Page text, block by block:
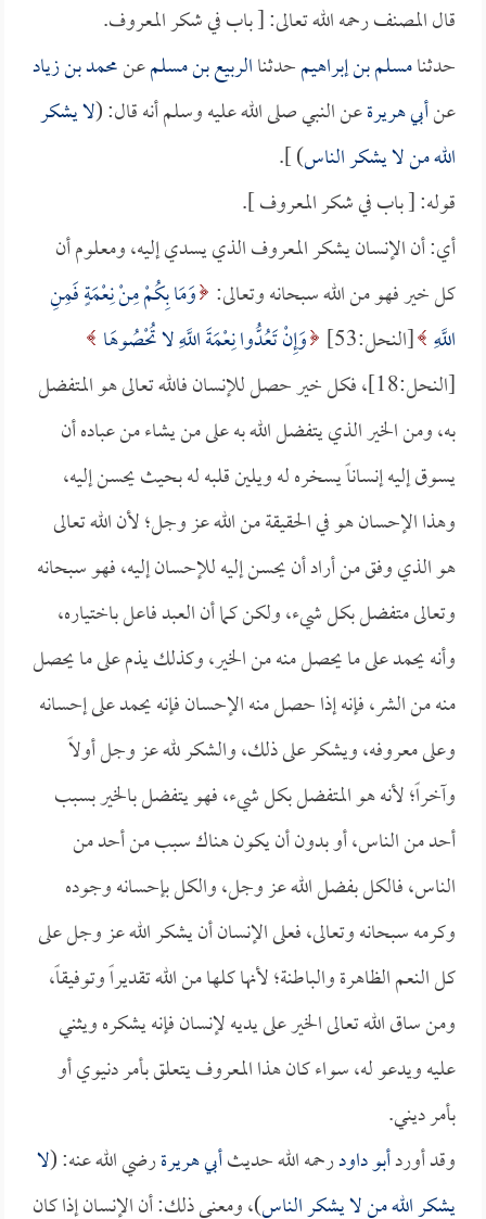
قال المصنف رحمه الله تعالى: [ باب في شكر المعروف.
حدثنامسلم بن إبراهيمحدثناالربيع بن مسلمعنمحمد بن زياد
عنأبي هريرةعن النبي صلى الله عليه وسلم أنه قال: (لا يشكر
الله من لا يشكر الناس) ].
قوله: [ باب في شكر المعروف ].
أي: أن الإنسان يشكر المعروف الذي يسدي إليه، ومعلوم أن
كل خير فهو من الله سبحانه وتعالى: وَمَا بِكُمْ مِنْ نِعْمَةٍ فَمِنِ
اللَّهِ [النحل:53]
وَإِنْ تَعُدُّوا نِعْمَةَ اللَّهِ لا تُحْصُوهَا
[النحل:18]، فكل خير حصل للإنسان فالله تعالى هو المتفضل
به، ومن الخير الذي يتفضل الله به على من يشاء من عباده أن
يسوق إليه إنساناً يسخره له ويلين قلبه له بحيث يحسن إليه،
وهذا الإحسان هو في الحقيقة من الله عز وجل؛ لأن الله تعالى
هو الذي وفق من أراد أن يحسن إليه للإحسان إليه، فهو سبحانه
وتعالى متفضل بكل شيء، ولكن كما أن العبد فاعل باختياره،
وأنه يحمد على ما يحصل منه من الخير، وكذلك يذم على ما يحصل
منه من الشر، فإنه إذا حصل منه الإحسان فإنه يحمد على إحسانه
وعلى معروفه، ويشكر على ذلك، والشكر لله عز وجل أولاً
وآخراً؛ لأنه هو المتفضل بكل شيء، فهو يتفضل بالخير بسبب
أحد من الناس، أو بدون أن يكون هناك سبب من أحد من
الناس، فالكل بفضل الله عز وجل، والكل بإحسانه وجوده
وكرمه سبحانه وتعالى، فعلى الإنسان أن يشكر الله عز وجل على
كل النعم الظاهرة والباطنة؛ لأنها كلها من الله تقديراً وتوفيقاً،
ومن ساق الله تعالى الخير على يديه لإنسان فإنه يشكره ويثني
عليه ويدعو له، سواء كان هذا المعروف يتعلق بأمر دنيوي أو
بأمر ديني.
وقد أوردأبو داودرحمه الله حديثأبي هريرةرضي الله عنه: (لا
يشكر الله من لا يشكر الناس)، ومعنى ذلك: أن الإنسان إذا كان